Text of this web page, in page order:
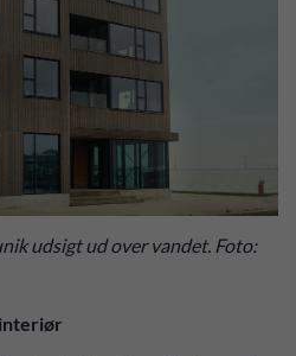
udsigt ud over vandet. Foto: